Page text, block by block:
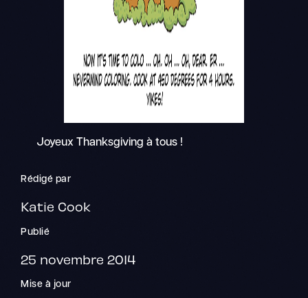
Joyeux Thanksgiving à tous !
Rédigé par
Katie Cook
Publié
25 novembre 2014
Mise à jour